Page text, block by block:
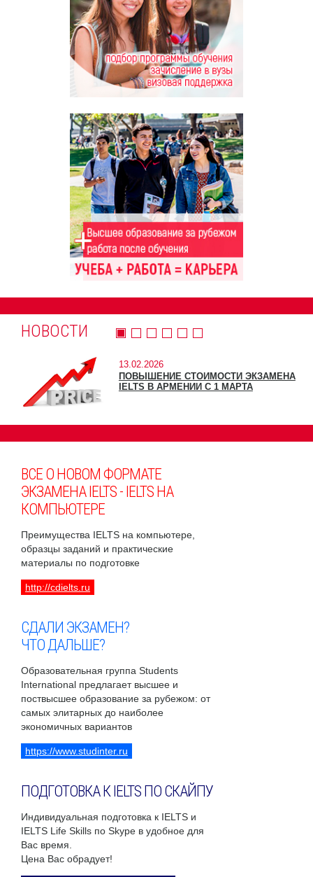
НОВОСТИ
13.02.2026
ПОВЫШЕНИЕ СТОИМОСТИ ЭКЗАМЕНА
IELTS В АРМЕНИИ С 1 МАРТА
ВСЕ О НОВОМ ФОРМАТЕ
ЭКЗАМЕНА IELTS - IELTS НА
КОМПЬЮТЕРЕ
Преимущества IELTS на компьютере,
образцы заданий и практические
материалы по подготовке
http://cdielts.ru
СДАЛИ ЭКЗАМЕН?
ЧТО ДАЛЬШЕ?
Образовательная группа Students
International предлагает высшее и
поствысшее образование за рубежом: от
самых элитарных до наиболее
экономичных вариантов
https://www.studinter.ru
ПОДГОТОВКА К IELTS ПО СКАЙПУ
Индивидуальная подготовка к IELTS и
IELTS Life Skills по Skype в удобное для
Вас время.
Цена Вас обрадует!